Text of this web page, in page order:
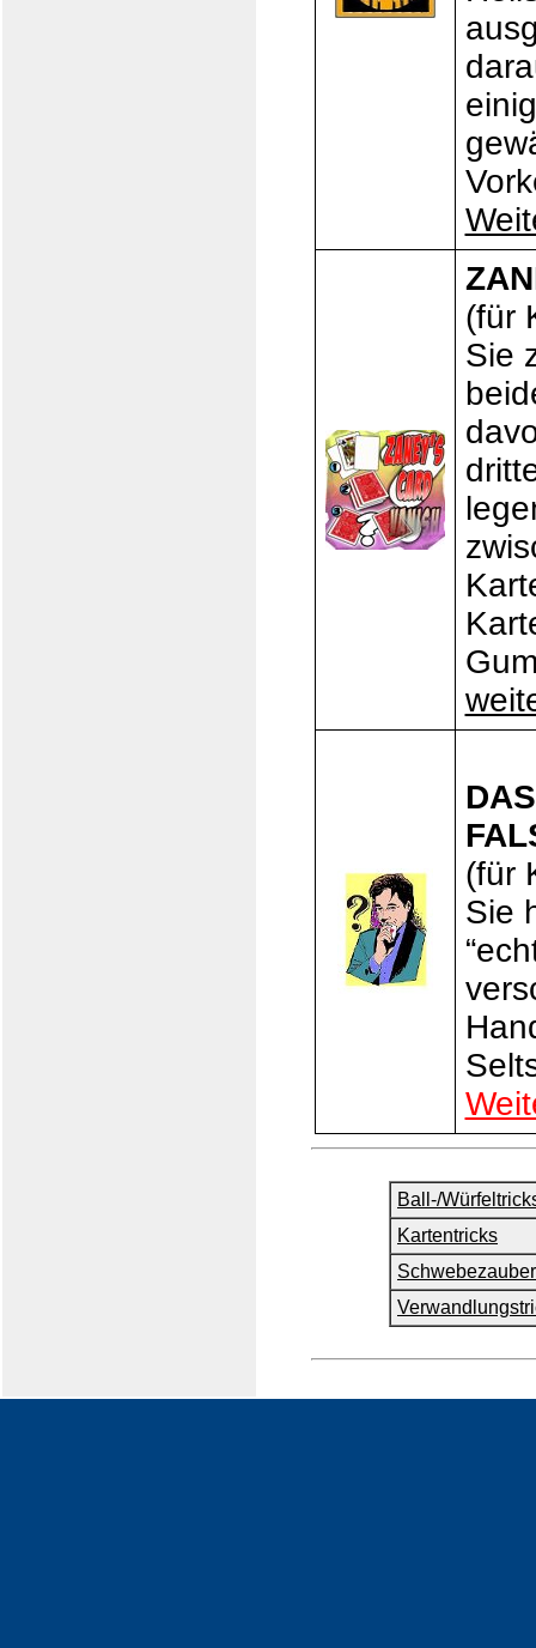
(für
Sie
(für
Sie
Ball-/
Kartentricks
Schwebezauber